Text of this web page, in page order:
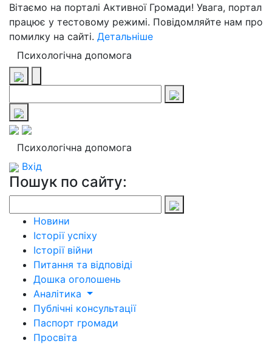
Вітаємо на порталі Активної Громади! Увага, портал
працює у тестовому режимі. Повідомляйте нам про
помилку на сайті. Детальніше
Психологічна допомога
Психологічна допомога
Вхід
Пошук по сайту:
Новини
Історії успіху
Історії війни
Питання та відповіді
Дошка оголошень
Аналітика
Публічні консультації
Паспорт громади
Просвіта